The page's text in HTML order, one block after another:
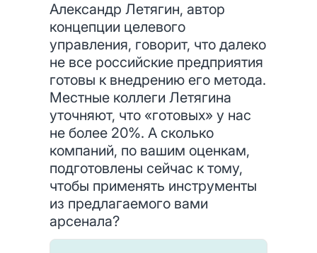
Александр Летягин, автор
концепции целевого
управления, говорит, что далеко
не все российские предприятия
готовы к внедрению его метода.
Местные коллеги Летягина
уточняют, что «готовых» у нас
не более 20%. А сколько
компаний, по вашим оценкам,
подготовлены сейчас к тому,
чтобы применять инструменты
из предлагаемого вами
арсенала?